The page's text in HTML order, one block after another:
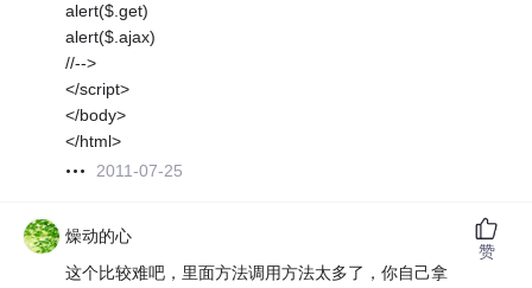
alert($.get)
alert($.ajax)
//-->
</script>
</body>
</html>
2011-07-25
燥动的心
这个比较难吧，里面方法调用方法太多了，你自己拿
赞